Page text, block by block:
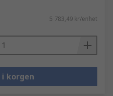
5 783,49 kr/enhet
i korgen